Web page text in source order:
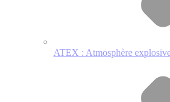
ATEX : Atmosphère